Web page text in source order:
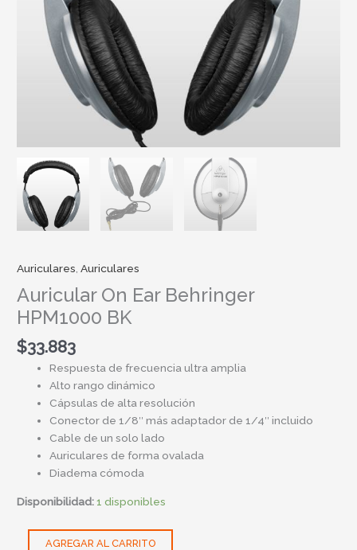
Auriculares ,Auriculares
Auricular On Ear Behringer
HPM1000 BK
$33.883
Respuesta de frecuencia ultra amplia
Alto rango dinámico
Cápsulas de alta resolución
Conector de 1/8″ más adaptador de 1/4″ incluido
Cable de un solo lado
Auriculares de forma ovalada
Diadema cómoda
Disponibilidad:1 disponibles
AGREGAR AL CARRITO